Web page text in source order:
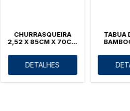
CHURRASQUEIRA
2,52 X 85CM X 70CM
DETALHES
TABUA